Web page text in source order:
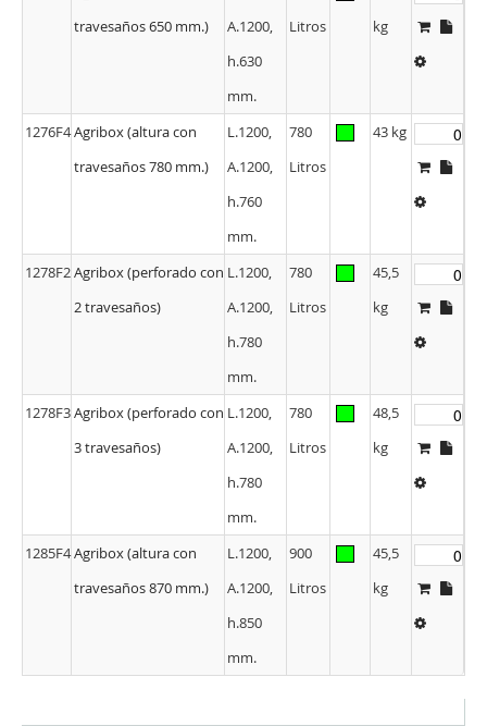
travesaños 650 mm.)
A.1200,
h.630
mm.
Litros
kg
1276F4Agribox (altura con
travesaños 780 mm.)
L.1200,
A.1200,
h.760
mm.
780
Litros
43 kg
1278F2Agribox (perforado con
2 travesaños)
L.1200,
A.1200,
h.780
mm.
780
Litros
45,5
kg
1278F3Agribox (perforado con
3 travesaños)
L.1200,
A.1200,
h.780
mm.
780
Litros
48,5
kg
1285F4Agribox (altura con
travesaños 870 mm.)
L.1200,
A.1200,
h.850
mm.
900
Litros
45,5
kg